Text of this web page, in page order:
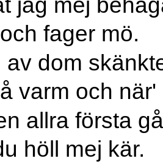
fager mö.
av dom
varm och när'
allra första
höll mej kär.